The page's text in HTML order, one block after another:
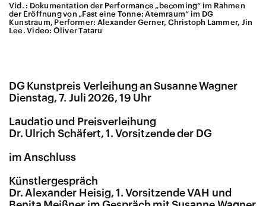
Vid. : Dokumentation der Performance „becoming“ im Rahmen
der Eröffnung von „Fast eine Tonne: Atemraum“ im DG
Kunstraum, Performer: Alexander Gerner, Christoph Lammer, Jin
Lee. Video: Oliver Tataru
DG Kunstpreis Verleihung an Susanne Wagner
Dienstag, 7. Juli 2026, 19 Uhr
Laudatio und Preisverleihung
Dr. Ulrich Schäfert, 1. Vorsitzende der DG
im Anschluss
Künstlergespräch
Dr. Alexander Heisig, 1. Vorsitzende VAH und